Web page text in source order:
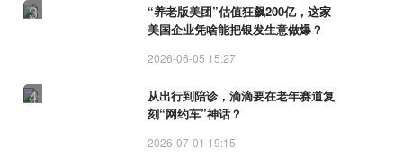
3
“养老版美团”估值狂飙200亿，这家
美国企业凭啥能把银发生意做爆？
2026-06-05 15:27
4
从出行到陪诊，滴滴要在老年赛道复
刻“网约车”神话？
2026-07-01 19:15